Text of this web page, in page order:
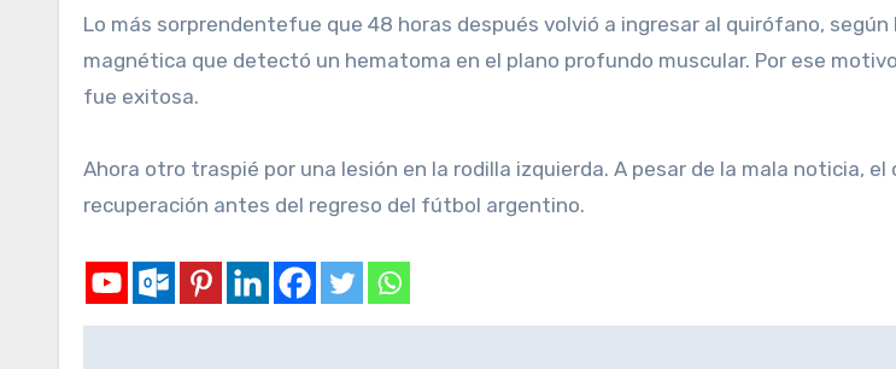
Lo más sorprendentefue que 48 horas después volvió a ingresar al quirófano,
magnética que detectó un hematoma en el plano profundo muscular. Por ese
fue exitosa.
Ahora otro traspié por una lesión en la rodilla izquierda. A pesar de la mala noticia,
recuperación antes del regreso del fútbol argentino.